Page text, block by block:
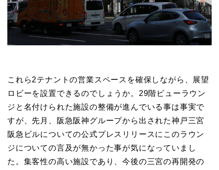
これら2テナントの営業スペースを確保しながら、展望
ロビーを設置できるのでしょうか。29階ビューラウン
ジと名付けられた施設の整備が進んでいる事は事実で
すが、先月、阪急阪神グループから出された神戸三宮
阪急ビルについての公式プレスリリースにこのラウン
ジについての言及が無かった事が気になっていまし
た。集客性の高い施設であり、今後の三宮の再開発の